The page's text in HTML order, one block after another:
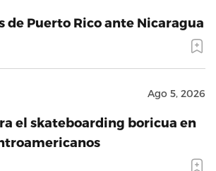
de Puerto Rico ante Nicaragua
Ago 5, 2026
el skateboarding boricua en